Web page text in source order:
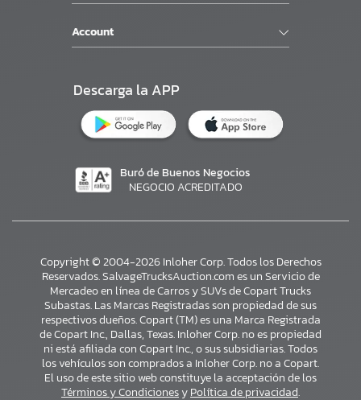
×
Account
Descarga la APP
Buró de Buenos Negocios
NEGOCIO ACREDITADO
Copyright © 2004-2026 Inloher Corp. Todos los Derechos
Reservados. SalvageTrucksAuction.com es un Servicio de
Mercadeo en línea de Carros y SUVs de Copart Trucks
Subastas. Las Marcas Registradas son propiedad de sus
respectivos dueños. Copart (TM) es una Marca Registrada
de Copart Inc., Dallas, Texas. Inloher Corp. no es propiedad
ni está afiliada con Copart Inc., o sus subsidiarias. Todos
los vehículos son comprados a Inloher Corp. no a Copart.
El uso de este sitio web constituye la acceptación de los
Términos y CondicionesyPolítica de privacidad.